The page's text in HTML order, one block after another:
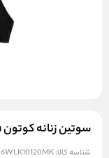
سوتین زنانه کوتون Koton کد 6WLK10120MK
شناسه کالا:6WLK10120MK